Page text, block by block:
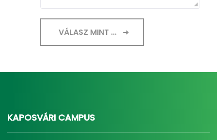
VÁLASZ MINT ...
KAPOSVÁRI CAMPUS